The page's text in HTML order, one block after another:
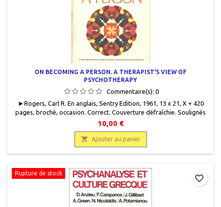
ON BECOMING A PERSON. A THERAPIST'S VIEW OF
PSYCHOTHERAPY
Commentaire(s): 0
► Rogers, Carl R. En anglais, Sentry Edition, 1961, 13 x 21, X + 420
pages, broché, occasion . Correct. Couverture défraîchie. Soulignés
au crayon à papier. 9780395084090
10,00 €
 Ajouter au panier
Rupture de stock
favorite_border